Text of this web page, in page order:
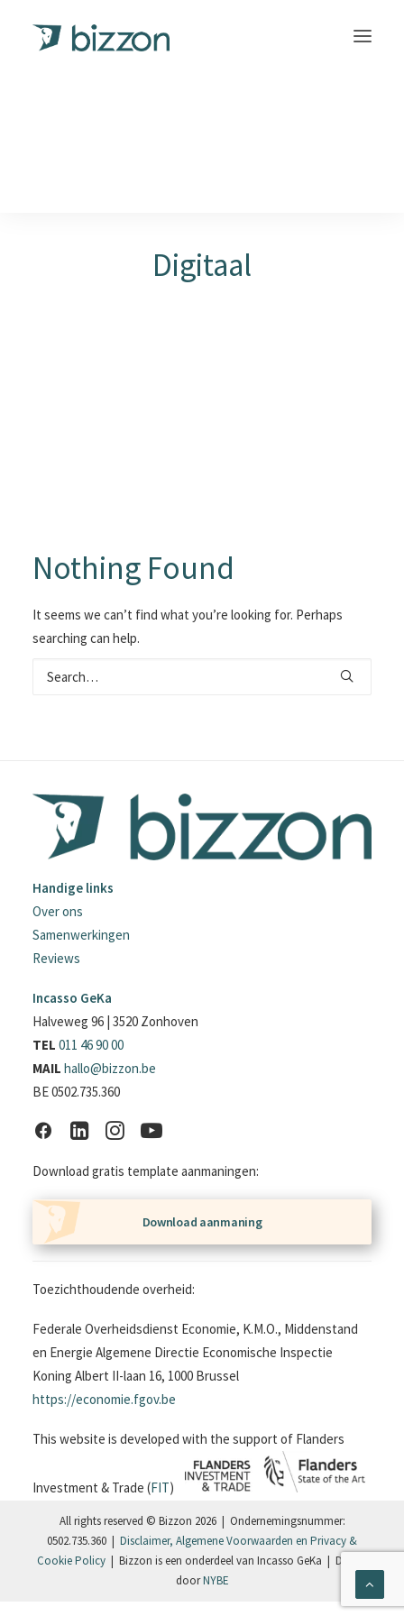
Digitaal
Nothing Found
It seems we can’t find what you’re looking for. Perhaps
searching can help.
Handige links
Over ons
Samenwerkingen
Reviews
Incasso GeKa
Halveweg 96 | 3520 Zonhoven
TEL 011 46 90 00
MAIL hallo@bizzon.be
BE 0502.735.360
Download gratis template aanmaningen:
Download aanmaning
Toezichthoudende overheid:
Federale Overheidsdienst Economie, K.M.O., Middenstand
en Energie Algemene Directie Economische Inspectie
Koning Albert II-laan 16, 1000 Brussel
https://economie.fgov.be
This website is developed with the support of Flanders
Investment & Trade (FIT)
All rights reserved © Bizzon 2026 | Ondernemingsnummer:
0502.735.360 | Disclaimer, Algemene Voorwaarden en Privacy &
Cookie Policy| Bizzon is een onderdeel van Incasso GeKa | Design
doorNYBE